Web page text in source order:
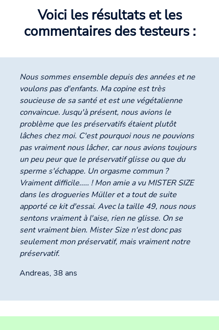
Voici les résultats et les
commentaires des testeurs :
Nous sommes ensemble depuis des années et ne
voulons pas d'enfants. Ma copine est très
soucieuse de sa santé et est une végétalienne
convaincue. Jusqu'à présent, nous avions le
problème que les préservatifs étaient plutôt
lâches chez moi. C'est pourquoi nous ne pouvions
pas vraiment nous lâcher, car nous avions toujours
un peu peur que le préservatif glisse ou que du
sperme s'échappe. Un orgasme commun ?
Vraiment difficile..... ! Mon amie a vu MISTER SIZE
dans les drogueries Müller et a tout de suite
apporté ce kit d'essai. Avec la taille 49, nous nous
sentons vraiment à l'aise, rien ne glisse. On se
sent vraiment bien. Mister Size n'est donc pas
seulement mon préservatif, mais vraiment notre
préservatif.
Andreas, 38 ans